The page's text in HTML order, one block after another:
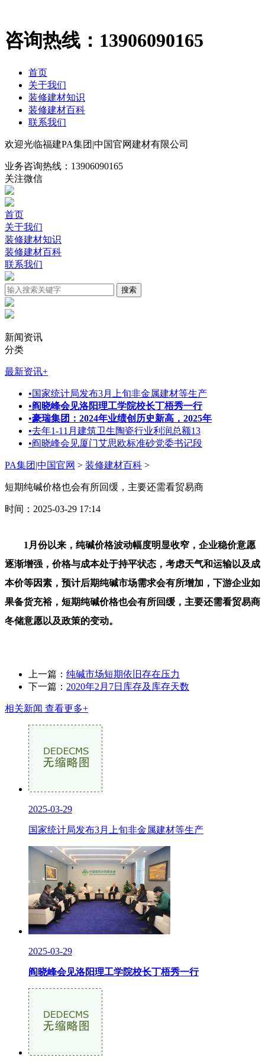
咨询热线： 13906090165
首页
关于我们
装修建材知识
装修建材百科
联系我们
欢迎光临福建PA集团|中国官网建材有限公司
业务咨询热线： 13906090165
关注微信
首页
关于我们
装修建材知识
装修建材百科
联系我们
新闻资讯
分类
最新资讯+
•国家统计局发布3月上旬非金属建材等生产
•阎晓峰会见洛阳理工学院校长丁梧秀一行
•豪瑞集团：2024年业绩创历史新高，2025年
•去年1-11月建筑卫生陶瓷行业利润总额13
•阎晓峰会见厦门艾思欧标准砂党委书记段
PA集团|中国官网 > 装修建材百科 >
短期纯碱价格也会有所回缓，主要还需看贸易商
时间：2025-03-29 17:14
1月份以来，纯碱价格波动幅度明显收窄，企业稳价意愿
逐渐增强，价格与成本处于持平状态，考虑天气和运输以及成
本价等因素，预计后期纯碱市场需求会有所增加，下游企业如
果备货充裕，短期纯碱价格也会有所回缓，主要还需看贸易商
冬储意愿以及政策的变动。
上一篇： 纯碱市场短期依旧存在压力
下一篇： 2020年2月7日库存及库存天数
相关新闻 查看更多+
2025-03-29
国家统计局发布3月上旬非金属建材等生产
2025-03-29
阎晓峰会见洛阳理工学院校长丁梧秀一行